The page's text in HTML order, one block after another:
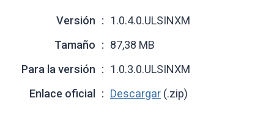
Versión
1.0.4.0.ULSINXM
Tamaño
87,38 MB
Para la versión
1.0.3.0.ULSINXM
Enlace oficial
Descargar (.zip)